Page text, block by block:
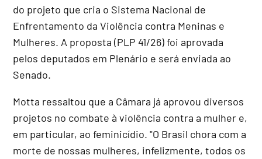
do projeto que cria o Sistema Nacional de
Enfrentamento da Violência contra Meninas e
Mulheres. A proposta (PLP 41/26) foi aprovada
pelos deputados em Plenário e será enviada ao
Senado.
Motta ressaltou que a Câmara já aprovou diversos
projetos no combate à violência contra a mulher e,
em particular, ao feminicídio. "O Brasil chora com a
morte de nossas mulheres, infelizmente, todos os